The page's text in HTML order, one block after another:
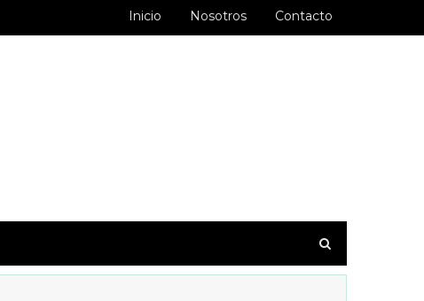
Inicio Nosotros Contacto